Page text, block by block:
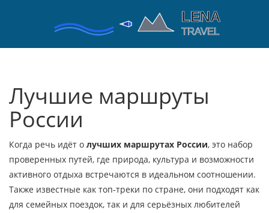
Лучшие маршруты
России
Когда речь идёт о лучших маршрутах России, это набор
проверенных путей, где природа, культура и возможности
активного отдыха встречаются в идеальном соотношении.
Также известные как топ‑треки по стране, они подходят как
для семейных поездок, так и для серьёзных любителей